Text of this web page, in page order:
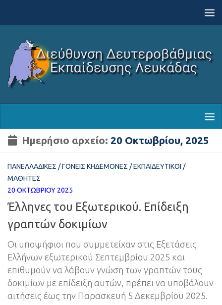
Ημερήσιο αρχείο: 20 Οκτωβρίου, 2025
ΠΑΝΕΛΛΑΔΙΚΈΣ /ΓΟΝΕΊΣ ΚΗΔΕΜΌΝΕΣ /ΕΚΠΑΙΔΕΥΤΙΚΟΊ /
ΜΑΘΗΤΈΣ
20 ΟΚΤΩΒΡΊΟΥ 2025
Έλληνες του Εξωτερικού. Επίδειξη
γραπτών δοκιμίων
Οι υποψήφιοι που συμμετείχαν στις Εξετάσεις
Ελλήνων εξωτερικού Σεπτεμβρίου 2025 και
επιθυμούν να λάβουν γνώση των γραπτών τους
δοκιμίων με επίδειξη αυτών, πρέπει να υποβάλουν
αιτήσεις έως την Παρασκευή 5 Δεκεμβρίου 2025.